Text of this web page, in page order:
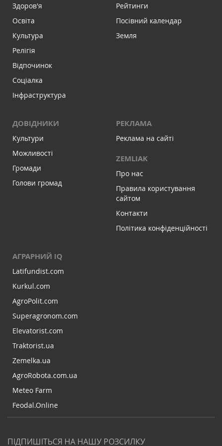
Здоров'я
Освіта
Культура
Релігія
Відпочинок
Соціалка
Інфраструктура
Рейтинги
Посівний календар
Земля
ДОВІДНИКИ
Культури
Можливості
Громади
Голови громад
РЕКЛАМА
Реклама на сайті
ZEMLIAK
Про нас
Правила користування
сайтом
Контакти
Політика конфіденційності
АГРАРНИЙ IQ
Latifundist.com
Kurkul.com
AgroPolit.com
Superagronom.com
Elevatorist.com
Traktorist.ua
Zemelka.ua
AgroRobota.com.ua
Meteo Farm
Feodal.Online
ПІДПИШІТЬСЯ НА НАШУ РОЗСИЛКУ